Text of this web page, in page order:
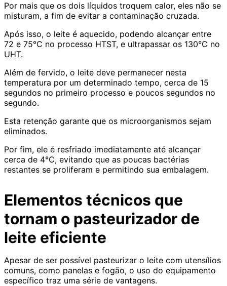
Por mais que os dois líquidos troquem calor, eles não se
misturam, a fim de evitar a contaminação cruzada.
Após isso, o leite é aquecido, podendo alcançar entre
72 e 75°C no processo HTST, e ultrapassar os 130°C no
UHT.
Além de fervido, o leite deve permanecer nesta
temperatura por um determinado tempo, cerca de 15
segundos no primeiro processo e poucos segundos no
segundo.
Esta retenção garante que os microorganismos sejam
eliminados.
Por fim, ele é resfriado imediatamente até alcançar
cerca de 4°C, evitando que as poucas bactérias
restantes se proliferam e permitindo sua embalagem.
Elementos técnicos que
tornam o pasteurizador de
leite eficiente
Apesar de ser possível pasteurizar o leite com utensílios
comuns, como panelas e fogão, o uso do equipamento
específico traz uma série de vantagens.